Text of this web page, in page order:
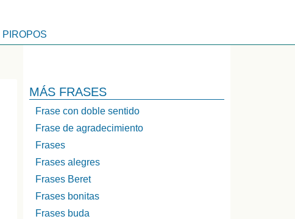
PIROPOS
MÁS FRASES
Frase con doble sentido
Frase de agradecimiento
Frases
Frases alegres
Frases Beret
Frases bonitas
Frases buda